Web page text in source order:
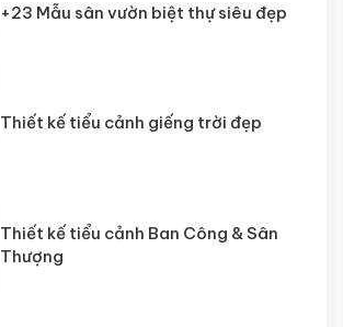
+23 Mẫu sân vườn biệt thự siêu đẹp
Thiết kế tiểu cảnh giếng trời đẹp
Thiết kế tiểu cảnh Ban Công & Sân
Thượng